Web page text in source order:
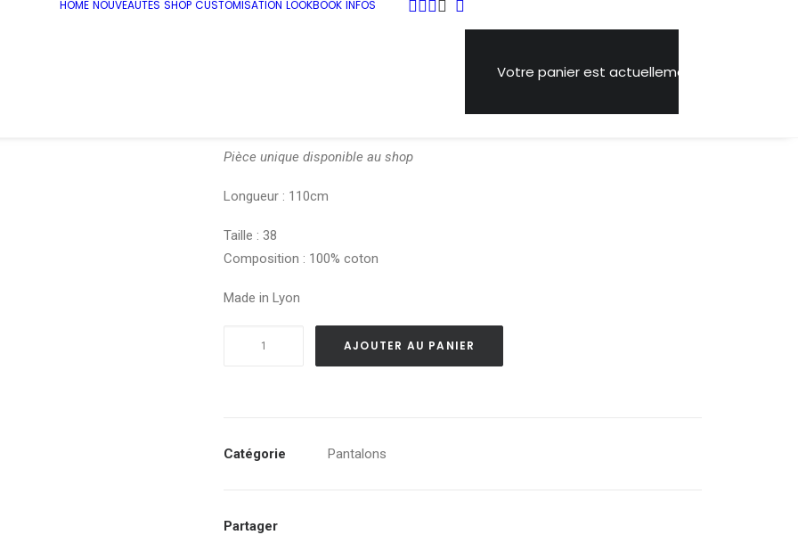
HOME NOUVEAUTÉS SHOP CUSTOMISATION LOOKBOOK INFOS
Votre panier est actuellement vide.
Pantalon « Tant que la beauté sauvera le monde »
Pièce unique disponible au shop
Longueur : 110cm
Taille : 38
Composition : 100% coton
Made in Lyon
la
le
AJOUTER AU PANIER
Catégorie Pantalons
Partager